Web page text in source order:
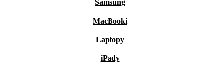
Samsung
MacBooki
Laptopy
iPady